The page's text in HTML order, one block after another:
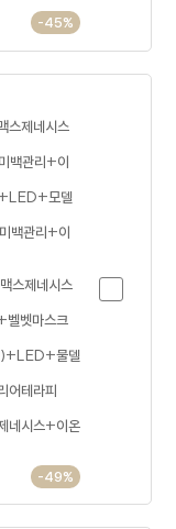
-45%
제네시스
백관리+이
+LED+모델
백관리+이
스제네시스
벨벳마스크
)+LED+물델
어테라피
네시스+이온
-49%